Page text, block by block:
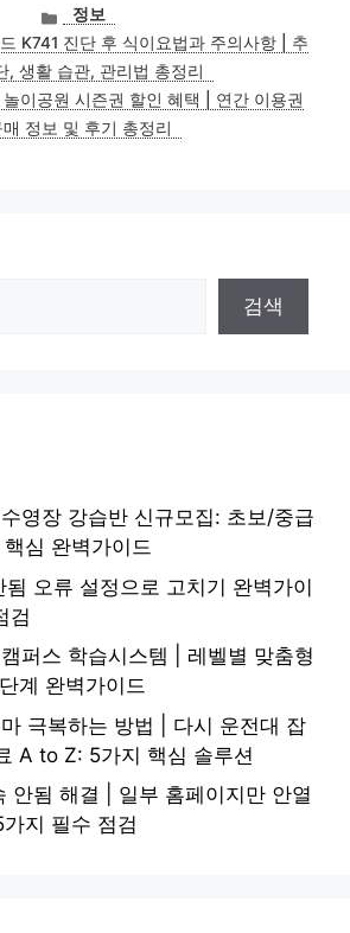
카
테
고
리
정보
K741 진단 후 식이요법과 주의사항 | 추
, 생활 습관, 관리법 총정리
이공원 시즌권 할인 혜택 | 연간 이용권
매 정보 및 후기 총정리
검색
영장 강습반 신규모집: 초보/중급
심 완벽가이드
오류 설정으로 고치기 완벽가이
검
퍼스 학습시스템 | 레벨별 맞춤형
계 완벽가이드
극복하는 방법 | 다시 운전대 잡
A to Z: 5가지 핵심 솔루션
안됨 해결 | 일부 홈페이지만 안열
지 필수 점검